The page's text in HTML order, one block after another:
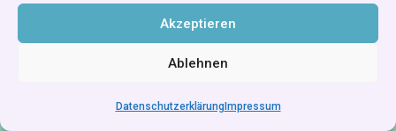
Akzeptieren
Ablehnen
DatenschutzerklärungImpressum